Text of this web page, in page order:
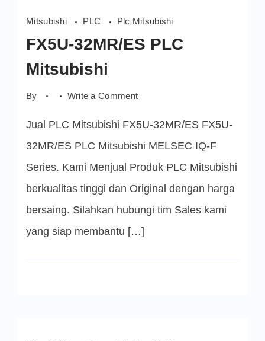
Mitsubishi PLC Plc Mitsubishi
FX5U-32MR/ES PLC
Mitsubishi
By Write a Commenton
PLC
Jual PLC Mitsubishi FX5U-32MR/ES FX5U-
32MR/ES PLC Mitsubishi MELSEC IQ-F
Series. Kami Menjual Produk PLC Mitsubishi
berkualitas tinggi dan Original dengan harga
bersaing. Silahkan hubungi tim Sales kami
yang siap membantu […]